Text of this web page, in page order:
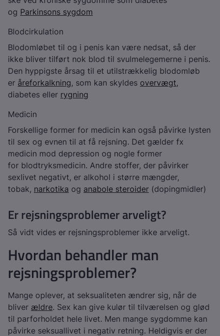
og Parkinsons sygdom
Blodcirkulation
Blodomløbet til og i penis kan være nedsat, så der
ikke bliver tilført nok blod til svulmelegemerne i penis.
Den hyppigste årsag til et utilstrækkelig blodomløb
er åreforkalkning, som kan skyldes overvægt,
diabetes eller rygning
Medicin
Forskellige former for medicin kan også påvirke lysten
til sex og evnen til at få rejsning. Det gælder fx
medicin mod depression og nogle former
for blodtryksmedicin. Andre stoffer, der påvirker
sexlivet negativt, er alkohol i større mængder,
tobak, narkotika og anabole steroider (dopingmidler)
Er rejsningsproblemer arveligt?
Så vidt vides er rejsningsproblemer ikke arveligt.
Hvordan behandler man
rejsningsproblemer?
Mange oplever, at seksualiteten ændrer sig, når de
bliver ældre. Sex kan give kulør til tilværelsen og glød
til parforholdet hele livet. Men mange sygdomme kan
påvirke seksuallivet i negativ retning. Heldigvis er der